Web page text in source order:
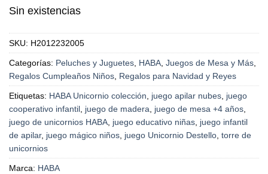
Sin existencias
SKU: H2012232005
Categorías: Peluches y Juguetes, HABA, Juegos de Mesa y Más,
Regalos Cumpleaños Niños, Regalos para Navidad y Reyes
Etiquetas: HABA Unicornio colección, juego apilar nubes, juego
cooperativo infantil, juego de madera, juego de mesa +4 años,
juego de unicornios HABA, juego educativo niñas, juego infantil
de apilar, juego mágico niños, juego Unicornio Destello, torre de
unicornios
Marca: HABA